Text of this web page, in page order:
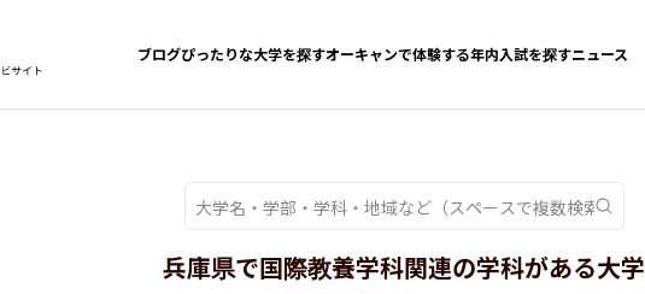
ブログぴったりな大学を探すオーキャンで体験する年内入試を探すニュース
兵庫県で国際教養学科関連の学科がある大学